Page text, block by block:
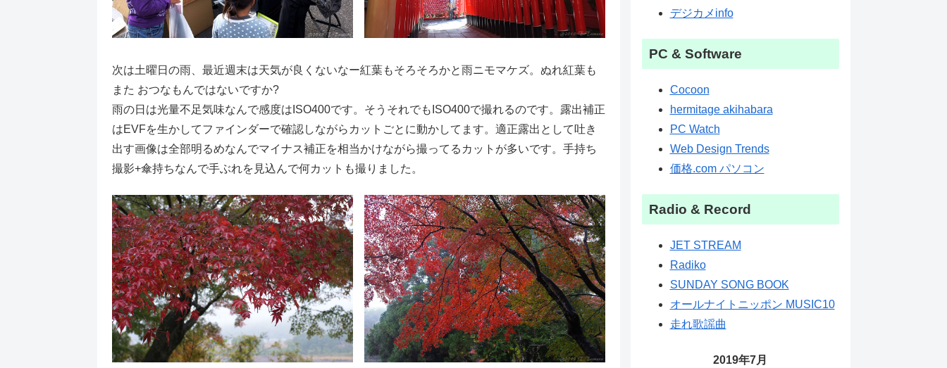
次は土曜日の雨、最近週末は天気が良くないなー紅葉もそろそろかと雨ニモマケズ。ぬれ紅葉も
また おつなもんではないですか?
雨の日は光量不足気味なんで感度はISO400です。そうそれでもISO400で撮れるのです。露出補正
はEVFを生かしてファインダーで確認しながらカットごとに動かしてます。適正露出として吐き
出す画像は全部明るめなんでマイナス補正を相当かけながら撮ってるカットが多いです。手持ち
撮影+傘持ちなんで手ぶれを見込んで何カットも撮りました。
デジカメinfo
PC & Software
Cocoon
hermitage akihabara
PC Watch
Web Design Trends
価格.com パソコン
Radio & Record
JET STREAM
Radiko
SUNDAY SONG BOOK
オールナイトニッポン MUSIC10
走れ歌謡曲
2019年7月